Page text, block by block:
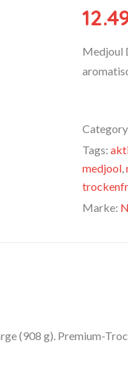
Medjoul
Tags:
medjool,
Marke:
(908 g). Premium-